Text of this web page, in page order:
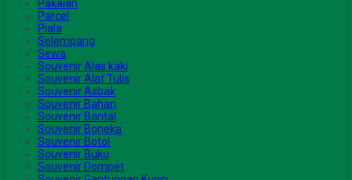
Pakaian
Parcel
Piala
Selempang
Sewa
Souvenir Alas kaki
Souvenir Alat Tulis
Souvenir Asbak
Souvenir Bahan
Souvenir Bantal
Souvenir Boneka
Souvenir Botol
Souvenir Buku
Souvenir Dompet